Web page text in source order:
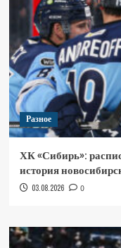
Разное
ХК «Сибирь»:
история
03.08.2026 0